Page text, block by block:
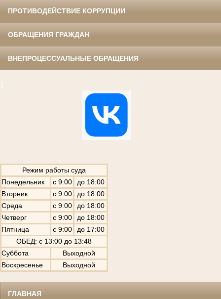
ПРОТИВОДЕЙСТВИЕ КОРРУПЦИИ
ОБРАЩЕНИЯ ГРАЖДАН
ВНЕПРОЦЕССУАЛЬНЫЕ ОБРАЩЕНИЯ
Режим работы суда
Понедельник
с 9:00
до 18:00
Вторник
с 9:00
до 18:00
Среда
с 9:00
до 18:00
Четверг
с 9:00
до 18:00
Пятница
с 9:00
до 17:00
ОБЕД: с 13:00 до 13:48
Суббота
Выходной
Воскресенье
Выходной
ГЛАВНАЯ